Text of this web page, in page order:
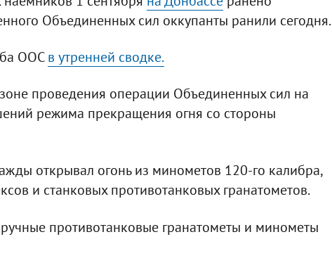
Объединенных сил оккупанты ранили сегодня.
ООСв утренней сводке.
проведения операции Объединенных сил на
режима прекращения огня со стороны
открывал огонь из минометов 120-го калибра,
и станковых противотанковых гранатометов.
противотанковые гранатометы и минометы